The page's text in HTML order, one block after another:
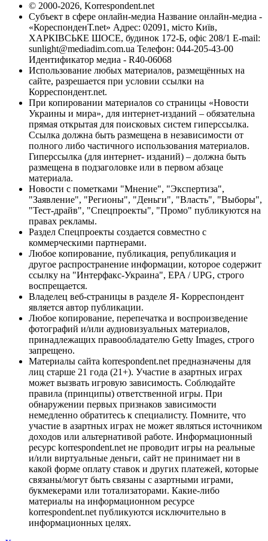
© 2000-2026, Korrespondent.net
Субъект в сфере онлайн-медиа Название онлайн-медиа -
«КореспонденТ.net» Адрес: 02091, місто Київ,
ХАРКІВСЬКЕ ШОСЕ, будинок 172-Б, офіс 208/1 E-mail:
sunlight@mediadim.com.ua Телефон: 044-205-43-00
Идентификатор медиа - R40-06068
Использование любых материалов, размещённых на
сайте, разрешается при условии ссылки на
Корреспондент.net.
При копировании материалов со страницы «Новости
Украины и мира», для интернет-изданий – обязательна
прямая открытая для поисковых систем гиперссылка.
Ссылка должна быть размещена в независимости от
полного либо частичного использования материалов.
Гиперссылка (для интернет- изданий) – должна быть
размещена в подзаголовке или в первом абзаце
материала.
Новости с пометками "Мнение", "Экспертиза",
"Заявление", "Регионы", "Деньги", "Власть", "Выборы",
"Тест-драйв", "Спецпроекты", "Промо" публикуются на
правах рекламы.
Раздел Спецпроекты создается совместно с
коммерческими партнерами.
Любое копирование, публикация, републикация и
другое распространение информации, которое содержит
ссылку на "Интерфакс-Украина", EPA / UPG, строго
воспрещается.
Владелец веб-страницы в разделе Я- Корреспондент
является автор публикации.
Любое копирование, перепечатка и воспроизведение
фотографий и/или аудиовизуальных материалов,
принадлежащих правообладателю Getty Images, строго
запрещено.
Материалы сайта korrespondent.net предназначены для
лиц старше 21 года (21+). Участие в азартных играх
может вызвать игровую зависимость. Соблюдайте
правила (принципы) ответственной игры. При
обнаружении первых признаков зависимости
немедленно обратитесь к специалисту. Помните, что
участие в азартных играх не может являться источником
доходов или альтернативой работе. Информационный
ресурс korrespondent.net не проводит игры на реальные
и/или виртуальные деньги, сайт не принимает ни в
какой форме оплату ставок и других платежей, которые
связаны/могут быть связаны с азартными играми,
букмекерами или тотализаторами. Какие-либо
материалы на информационном ресурсе
korrespondent.net публикуются исключительно в
информационных целях.